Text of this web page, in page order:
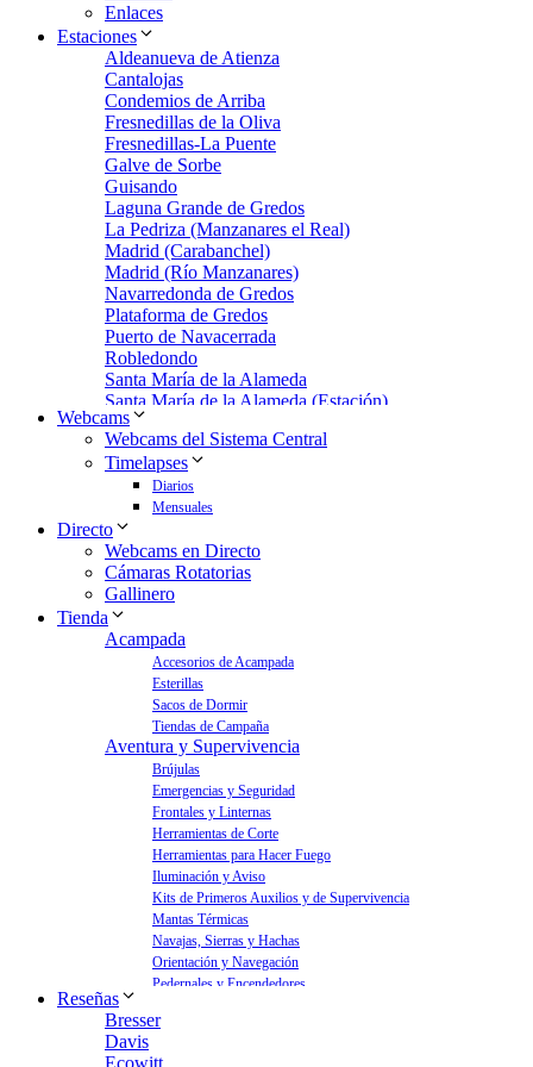
Enlaces
Estaciones
Aldeanueva de Atienza
Cantalojas
Condemios de Arriba
Fresnedillas de la Oliva
Fresnedillas-La Puente
Galve de Sorbe
Guisando
Laguna Grande de Gredos
La Pedriza (Manzanares el Real)
Madrid (Carabanchel)
Madrid (Río Manzanares)
Navarredonda de Gredos
Plataforma de Gredos
Puerto de Navacerrada
Robledondo
Santa María de la Alameda
Santa María de la Alameda (Estación)
Zarzalejo
Zarzalejo Estación
Zarzalejo-Machotas
Webcams
Webcams del Sistema Central
Timelapses
Diarios
Mensuales
Directo
Webcams en Directo
Cámaras Rotatorias
Gallinero
Tienda
Acampada
Accesorios de Acampada
Esterillas
Sacos de Dormir
Tiendas de Campaña
Aventura y Supervivencia
Brújulas
Emergencias y Seguridad
Frontales y Linternas
Herramientas de Corte
Herramientas para Hacer Fuego
Iluminación y Aviso
Kits de Primeros Auxilios y de Supervivencia
Mantas Térmicas
Navajas, Sierras y Hachas
Orientación y Navegación
Pedernales y Encendedores
Aves y Jardín
Bebederos para Aves
Reseñas
Bresser
Davis
Ecowitt